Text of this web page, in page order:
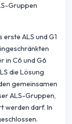
Gruppen
ALS und G1
in C6 und G6
die Lösung
gemeinsamen
ALS-Gruppen,
werden darf. In